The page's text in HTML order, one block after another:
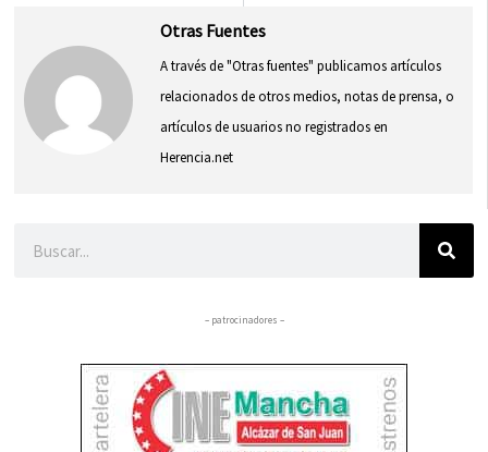
Otras Fuentes
A través de "Otras fuentes" publicamos artículos
relacionados de otros medios, notas de prensa, o
artículos de usuarios no registrados en
Herencia.net
– patrocinadores –